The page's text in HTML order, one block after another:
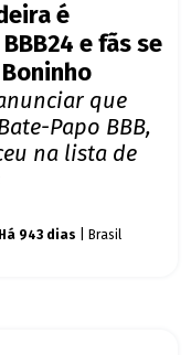
é
e fãs se
que
Papo BBB,
na lista de
Há 943 dias | Brasil